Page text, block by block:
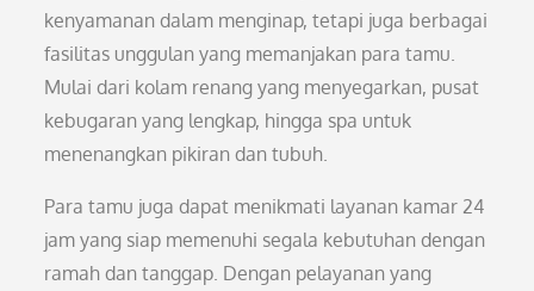
kenyamanan dalam menginap, tetapi juga berbagai
fasilitas unggulan yang memanjakan para tamu.
Mulai dari kolam renang yang menyegarkan, pusat
kebugaran yang lengkap, hingga spa untuk
menenangkan pikiran dan tubuh.
Para tamu juga dapat menikmati layanan kamar 24
jam yang siap memenuhi segala kebutuhan dengan
ramah dan tanggap. Dengan pelayanan yang